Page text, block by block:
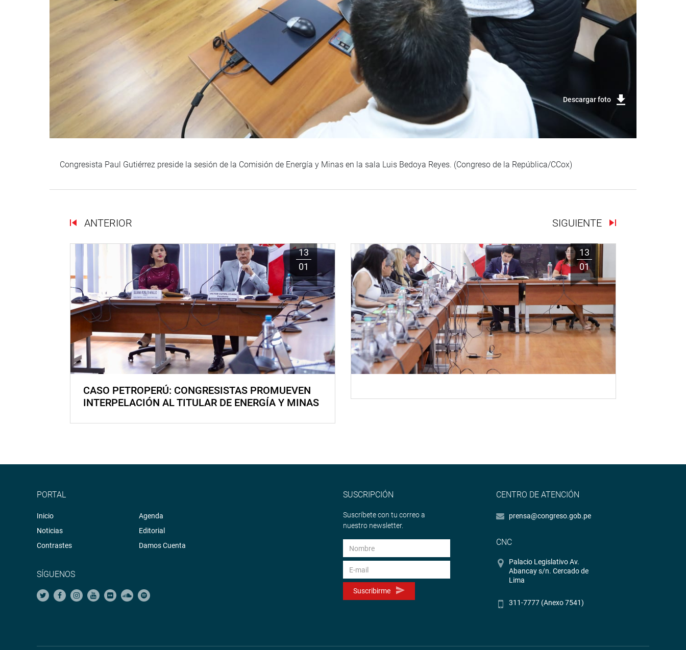
Descargar foto
Congresista Paul Gutiérrez preside la sesión de la Comisión de Energía y Minas en la sala Luis Bedoya Reyes. (Congreso de la República/CCox)
ANTERIOR SIGUIENTE
13
01
CASO PETROPERÚ: CONGRESISTAS PROMUEVEN
INTERPELACIÓN AL TITULAR DE ENERGÍA Y MINAS
13
01
PORTAL
Inicio
Noticias
Contrastes
Agenda
Editorial
Damos Cuenta
SÍGUENOS
SUSCRIPCIÓN
Suscríbete con tu correo a
nuestro newsletter.
Suscribirme
CENTRO DE ATENCIÓN
prensa@congreso.gob.pe
CNC
Palacio Legislativo Av.
Abancay s/n. Cercado de
Lima
311-7777 (Anexo 7541)